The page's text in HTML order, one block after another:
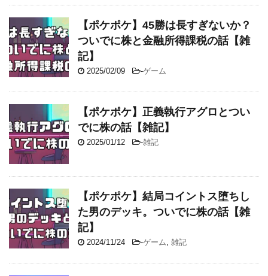
【ポケポケ】45勝は長すぎないか？
ついでに株と金融所得課税の話【雑
記】
2025/02/09 -ゲーム
【ポケポケ】正義執行アグロとつい
でに株の話【雑記】
2025/01/12 -雑記
【ポケポケ】結局コイントス堕ちし
た男のデッキ。ついでに株の話【雑
記】
2024/11/24 -ゲーム 雑記